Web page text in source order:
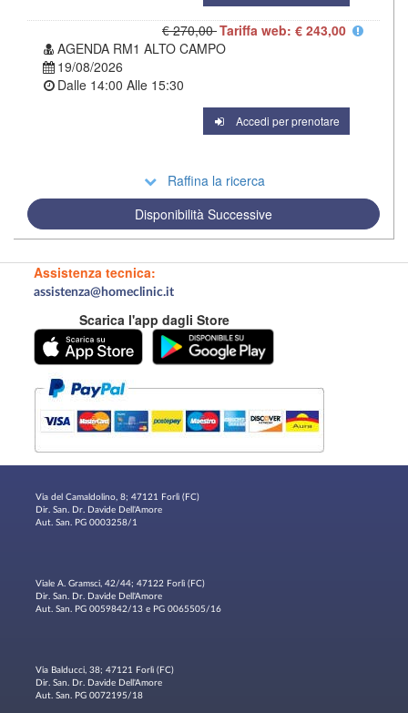
€ 270,00Tariffa web: € 243,00
AGENDA RM1 ALTO CAMPO
19/08/2026
Dalle 14:00 Alle 15:30
Accedi per prenotare
Raffina la ricerca
Disponibilità Successive
Assistenza tecnica:
assistenza@homeclinic.it
Scarica l'app dagli Store
Via del Camaldolino, 8; 47121 Forlì (FC)
Dir. San. Dr. Davide Dell'Amore
Aut. San. PG 0003258/1
Viale A. Gramsci, 42/44; 47122 Forlì (FC)
Dir. San. Dr. Davide Dell'Amore
Aut. San. PG 0059842/13 e PG 0065505/16
Via Balducci, 38; 47121 Forlì (FC)
Dir. San. Dr. Davide Dell'Amore
Aut. San. PG 0072195/18